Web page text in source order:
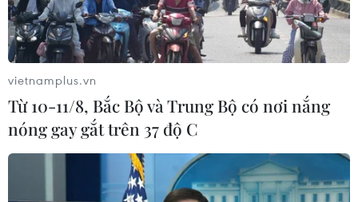
vietnamplus.vn
Từ 10-11/8, Bắc Bộ và Trung Bộ có nơi nắng
nóng gay gắt trên 37 độ C